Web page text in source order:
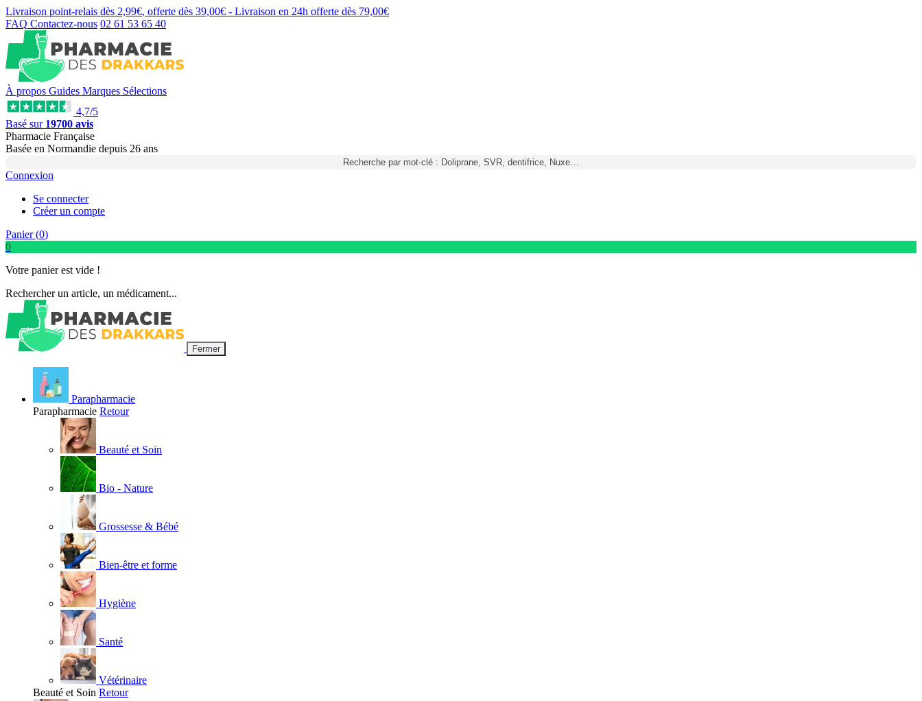
Livraison point-relais dès 2,99€, offerte dès 39,00€ - Livraison en 24h offerte dès 79,00€
FAQ Contactez-nous 02 61 53 65 40
À propos Guides Marques Sélections
4,7/5
Basé sur 19700 avis
Pharmacie Française
Basée en Normandie depuis 26 ans
Recherche par mot-clé : Doliprane, SVR, dentifrice, Nuxe…
Connexion
Se connecter
Créer un compte
Panier (0)
0
Votre panier est vide !
Rechercher un article, un médicament...
Fermer
Parapharmacie
Parapharmacie Retour
Beauté et Soin
Bio - Nature
Grossesse & Bébé
Bien-être et forme
Hygiène
Santé
Vétérinaire
Beauté et Soin Retour